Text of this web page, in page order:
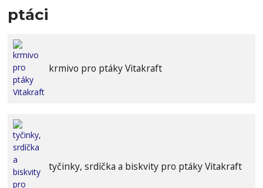
ptáci
krmivo pro ptáky Vitakraft
tyčinky, srdíčka a biskvity pro ptáky Vitakraft